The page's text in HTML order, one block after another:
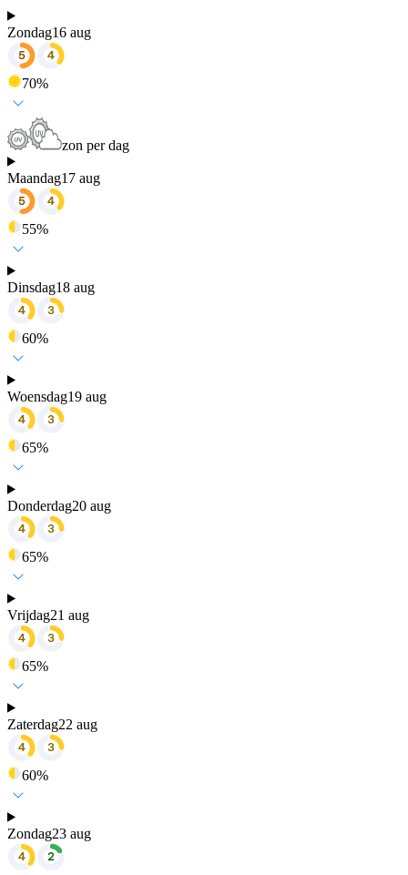
Zondag16 aug
70%
zon per dag
Maandag17 aug
55%
Dinsdag18 aug
60%
Woensdag19 aug
65%
Donderdag20 aug
65%
Vrijdag21 aug
65%
Zaterdag22 aug
60%
Zondag23 aug